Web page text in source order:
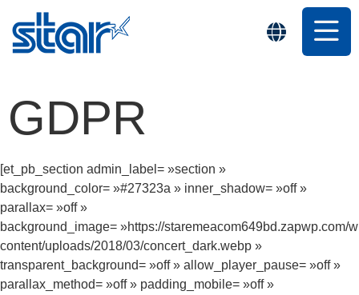
GDPR
[et_pb_section admin_label= »section »
background_color= »#27323a » inner_shadow= »off »
parallax= »off »
background_image= »https://staremeacom649bd.zapwp.com/
content/uploads/2018/03/concert_dark.webp »
transparent_background= »off » allow_player_pause= »off »
parallax_method= »off » padding_mobile= »off »